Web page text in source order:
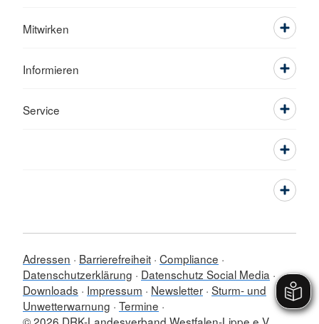
Mitwirken
Informieren
Service
Adressen Barrierefreiheit Compliance
Datenschutzerklärung
Datenschutz Social Media
Downloads
Impressum Newsletter Sturm- und
Unwetterwarnung Termine